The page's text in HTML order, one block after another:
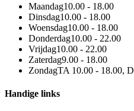
Maandag10.00 - 18.00
Dinsdag10.00 - 18.00
Woensdag10.00 - 18.00
Donderdag10.00 - 22.00
Vrijdag10.00 - 22.00
Zaterdag9.00 - 18.00
ZondagTA 10.00 - 18.00,
Handige links